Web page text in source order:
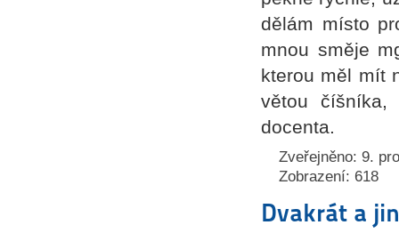
dělám místo
mnou směje
kterou měl mít
větou
docenta.
Zveřejněno: 9.
Zobrazení: 618
Dvakrát a